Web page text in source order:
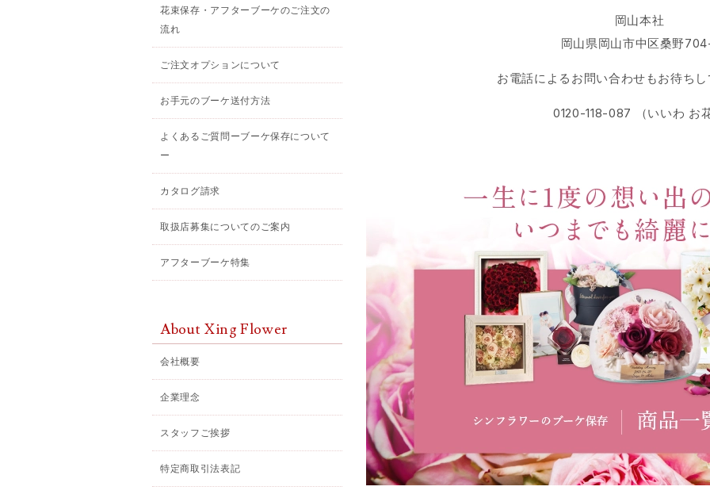
岡山本社
岡山県岡山市中区桑野
お電話によるお問い合わせもお待ち
0120-118-087 （いいわ お
花束保存・アフターブーケのご注文の
流れ
ご注文オプションについて
お手元のブーケ送付方法
よくあるご質問ーブーケ保存について
ー
カタログ請求
取扱店募集についてのご案内
アフターブーケ特集
About Xing Flower
会社概要
企業理念
スタッフご挨拶
特定商取引法表記